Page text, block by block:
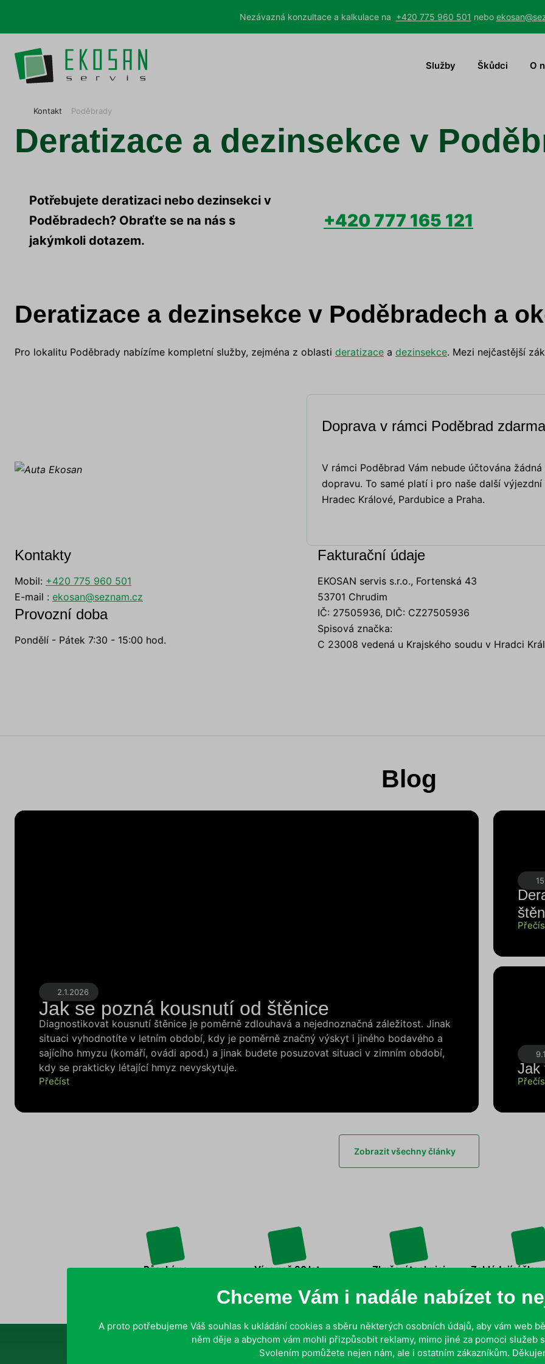
Nezávazná konzultace a kalkulace na +420 775 960 501 nebo
Služby Škůdci O
O
Kontakt Poděbrady
Deratizace a dezinsekce v
Potřebujete deratizaci nebo dezinsekci v
Poděbradech? Obraťte se na nás s
jakýmkoli dotazem.
+420 777 165 121
Deratizace a dezinsekce v Poděbradech a
Pro lokalitu Poděbrady nabízíme kompletní služby, zejména z oblasti deratizace a dezinsekce. Mezi nejčastější
Doprava v rámci Poděbrad zdarma
V rámci Poděbrad Vám nebude účtována
dopravu. To samé platí i pro naše další
Hradec Králové, Pardubice a Praha.
Kontakty
Mobil: +420 775 960 501
E-mail : ekosan@seznam.cz
Provozní doba
Pondělí - Pátek 7:30 - 15:00 hod.
Fakturační údaje
EKOSAN servis s.r.o., Fortenská 43
53701 Chrudim
IČ: 27505936, DIČ: CZ27505936
Spisová značka:
C 23008 vedená u Krajského soudu v Hradci
Blog
2.1.2026
Jak se pozná kousnutí od štěnice
Diagnostikovat kousnutí štěnice je poměrně zdlouhavá a nejednoznačná záležitost. Jinak
situaci vyhodnotíte v letním období, kdy je poměrně značný výskyt i jiného bodavého a
sajícího hmyzu (komáří, ovádi apod.) a jinak budete posuzovat situaci v zimním období,
kdy se prakticky létající hmyz nevyskytuje.
Přečíst
Jak
Zobrazit všechny články
Působíme
Více než 30 let
Zkušení technici
Zakládající člen
Chceme Vám i nadále nabízet to
A proto potřebujeme Váš souhlas k ukládání cookies a sběru některých osobních údajů, aby vám web
něm děje a abychom vám mohli přizpůsobit reklamy, mimo jiné za pomoci služeb
Svolením pomůžete nejen nám, ale i ostatním zákazníkům.